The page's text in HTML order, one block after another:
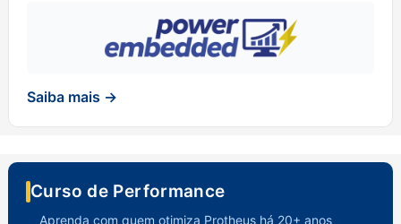
Saiba mais →
Curso de Performance
Aprenda com quem otimiza Protheus há 20+ anos